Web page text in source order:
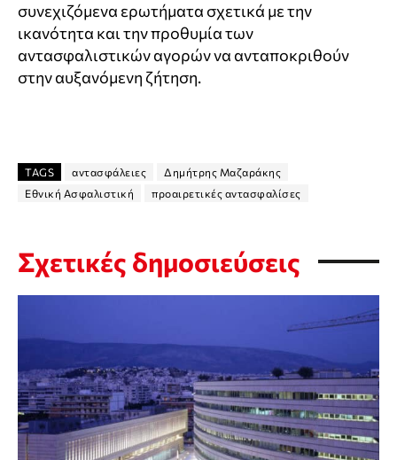
συνεχιζόμενα ερωτήματα σχετικά με την
ικανότητα και την προθυμία των
αντασφαλιστικών αγορών να ανταποκριθούν
στην αυξανόμενη ζήτηση.
TAGS αντασφάλειες
Δημήτρης Μαζαράκης
Εθνική Ασφαλιστική
προαιρετικές αντασφαλίσες
Σχετικές δημοσιεύσεις